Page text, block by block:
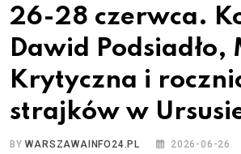
26-28 czerwca.
Dawid Podsiadło,
Krytyczna i
strajków w
BYWARSZAWAINFO24.PL 2026-06-26